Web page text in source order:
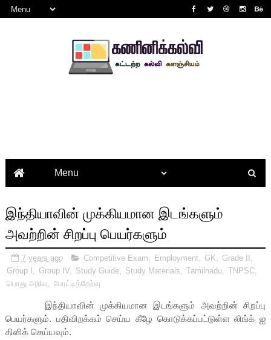
இந்தியாவின் முக்கியமான இடங்களும்
அவற்றின் சிறப்பு பெயர்களும்
7 years ago Competitive Exam Employment GK Grade II
Group I
Group IV, Study Guide, Study Materials Tamilnadu TNPSC,
பொது அறிவு
போட்டித்தேர்வு
இந்தியாவின் முக்கியமான இடங்களும் அவற்றின் சிறப்பு
பெயர்களும். பதிவிறக்கம் செய்ய கீழே கொடுக்கப்பட்டுள்ள லிங்க் ஐ
கிளிக் செய்யவும்.